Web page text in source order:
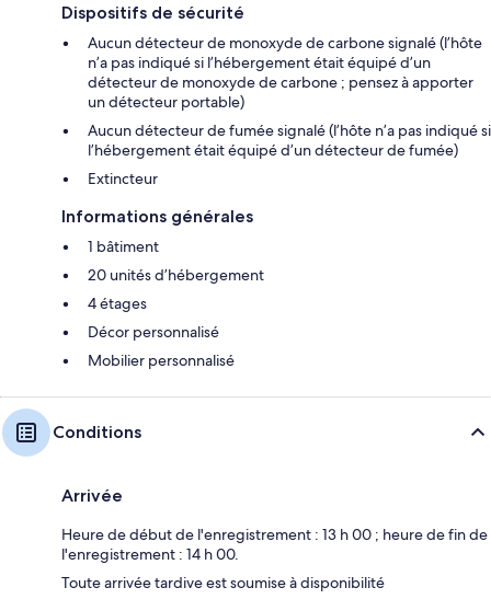
Dispositifs de sécurité
Aucun détecteur de monoxyde de carbone signalé (l’hôte
n’a pas indiqué si l’hébergement était équipé d’un
détecteur de monoxyde de carbone ; pensez à apporter
un détecteur portable)
Aucun détecteur de fumée signalé (l’hôte n’a pas indiqué si
l’hébergement était équipé d’un détecteur de fumée)
Extincteur
Informations générales
1 bâtiment
20 unités d’hébergement
4 étages
Décor personnalisé
Mobilier personnalisé
Conditions
Arrivée
Heure de début de l'enregistrement : 13 h 00 ; heure de fin de
l'enregistrement : 14 h 00.
Toute arrivée tardive est soumise à disponibilité